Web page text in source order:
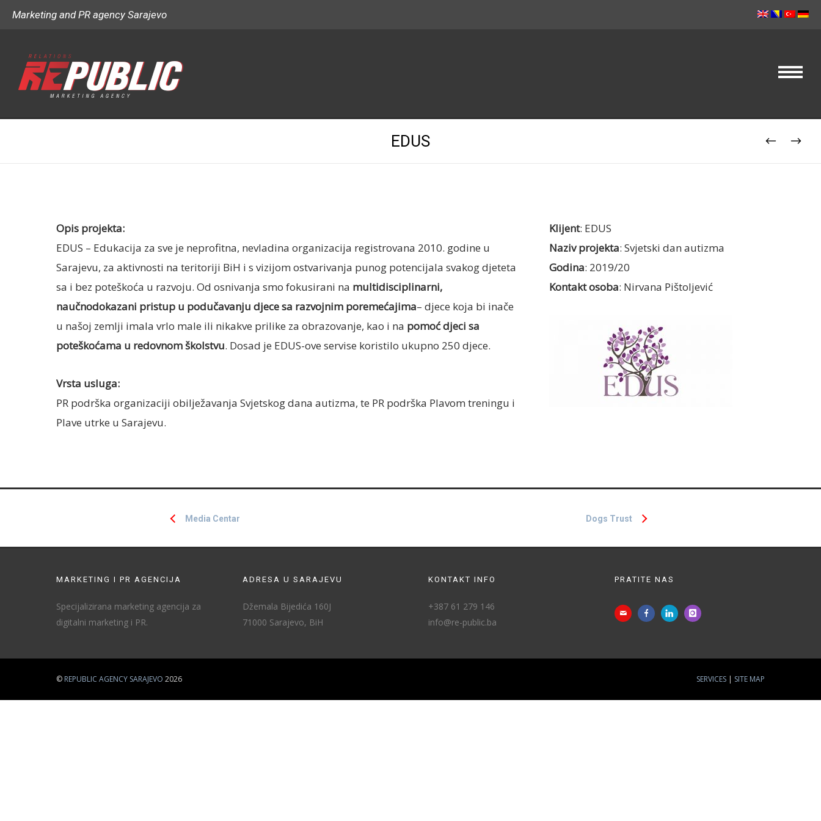
Marketing and PR agency Sarajevo
EDUS
Opis projekta:
EDUS – Edukacija za sve je neprofitna, nevladina organizacija registrovana 2010. godine u
Sarajevu, za aktivnosti na teritoriji BiH i s vizijom ostvarivanja punog potencijala svakog djeteta
sa i bez poteškoća u razvoju. Od osnivanja smo fokusirani na multidisciplinarni,
naučnodokazani pristup u podučavanju djece sa razvojnim poremećajima– djece koja bi inače
u našoj zemlji imala vrlo male ili nikakve prilike za obrazovanje, kao i na pomoć djeci sa
poteškoćama u redovnom školstvu. Dosad je EDUS-ove servise koristilo ukupno 250 djece.
Vrsta usluga:
PR podrška organizaciji obilježavanja Svjetskog dana autizma, te PR podrška Plavom treningu i
Plave utrke u Sarajevu.
Klijent: EDUS
Naziv projekta: Svjetski dan autizma
Godina: 2019/20
Kontakt osoba: Nirvana Pištoljević
Media Centar Dogs Trust
MARKETING I PR AGENCIJA
Specijalizirana marketing agencija za
digitalni marketing i PR.
ADRESA U SARAJEVU
Džemala Bijedića 160J
71000 Sarajevo, BiH
KONTAKT INFO
+387 61 279 146
info@re-public.ba
PRATITE NAS
© REPUBLIC AGENCY SARAJEVO 2026 SERVICES SITE MAP